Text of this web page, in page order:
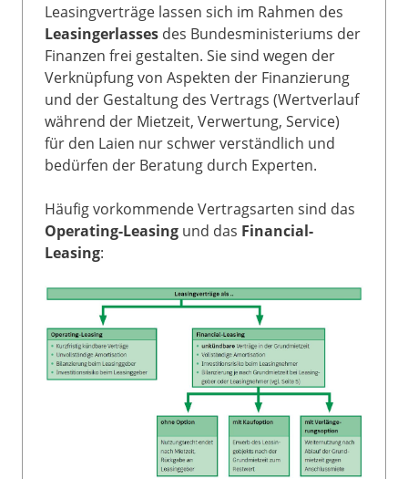
Leasingverträge lassen sich im Rahmen des
Leasingerlasses des Bundesministeriums der
Finanzen frei gestalten. Sie sind wegen der
Verknüpfung von Aspekten der Finanzierung
und der Gestaltung des Vertrags (Wertverlauf
während der Mietzeit, Verwertung, Service)
für den Laien nur schwer verständlich und
bedürfen der Beratung durch Experten.
Häufig vorkommende Vertragsarten sind das
Operating-Leasing und das Financial-
Leasing: